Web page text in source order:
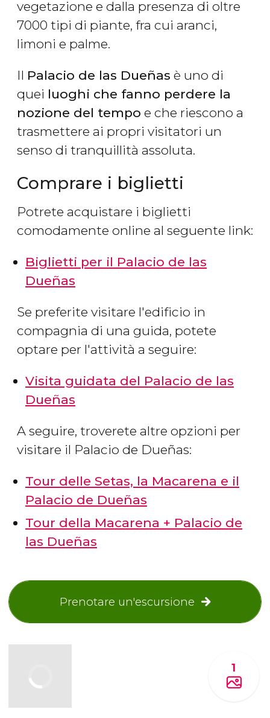
vegetazione e dalla presenza di oltre
7000 tipi di piante, fra cui aranci,
limoni e palme.
Il Palacio de las Dueñas è uno di
quei luoghi che fanno perdere la
nozione del tempo e che riescono a
trasmettere ai propri visitatori un
senso di tranquillità assoluta.
Comprare i biglietti
Potrete acquistare i biglietti
comodamente online al seguente link:
Biglietti per il Palacio de las
Dueñas
Se preferite visitare l'edificio in
compagnia di una guida, potete
optare per l'attività a seguire:
Visita guidata del Palacio de las
Dueñas
A seguire, troverete altre opzioni per
visitare il Palacio de Dueñas:
Tour delle Setas, la Macarena e il
Palacio de Dueñas
Tour della Macarena + Palacio de
las Dueñas
Prenotare un'escursione
1